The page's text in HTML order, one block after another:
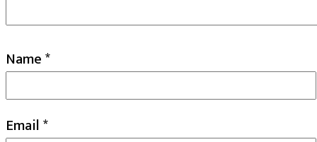
Name*
Email*